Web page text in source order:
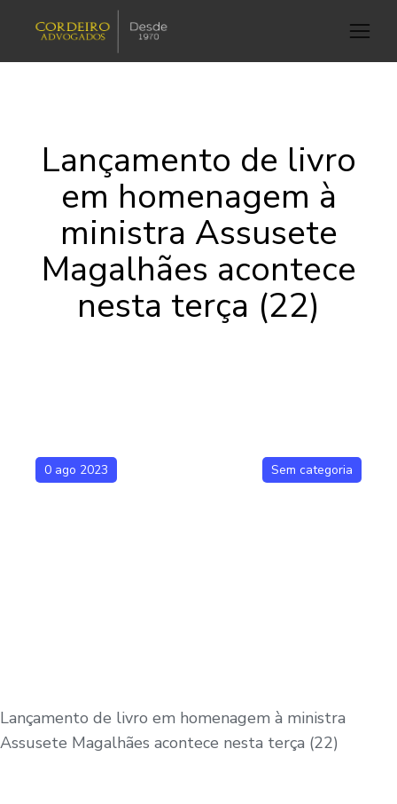
Lançamento de livro
em homenagem à
ministra Assusete
Magalhães acontece
nesta terça (22)
0 ago 2023 Sem categoria
Lançamento de livro em homenagem à ministra
Assusete Magalhães acontece nesta terça (22)